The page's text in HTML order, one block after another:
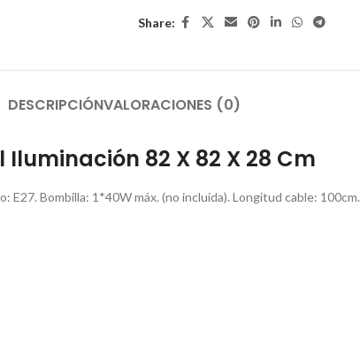
Share:
DESCRIPCIÓNVALORACIONES (0)
82 X 82 X 28 Cm
Bombilla: 1*40W máx. (no incluida). Longitud cable: 100cm.